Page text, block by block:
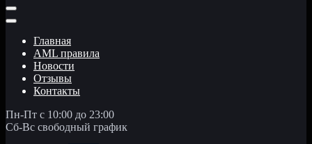
Главная
AML правила
Новости
Отзывы
Контакты
Пн-Пт с 10:00 до 23:00
Сб-Вс свободный график